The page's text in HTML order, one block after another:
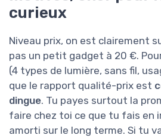
curieux
Niveau prix, on est clairement
pas un petit gadget à 20 €.
(4 types de lumière, sans fil,
que le rapport qualité-prix est
dingue. Tu payes surtout la
faire chez toi ce que tu fais en
amorti sur le long terme. Si tu